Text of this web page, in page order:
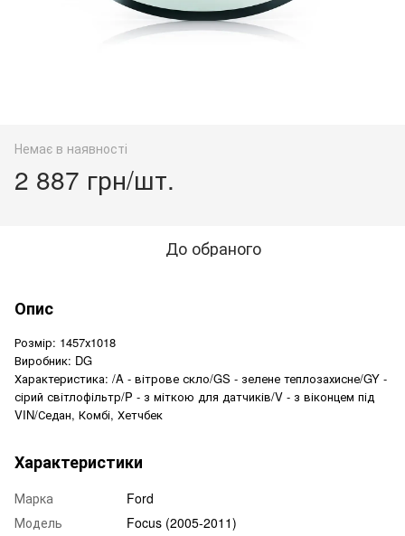
Немає в наявності
2 887 грн/шт.
До обраного
Опис
Розмір: 1457х1018
Виробник: DG
Характеристика: /A - вітрове скло/GS - зелене теплозахисне/GY -
сірий світлофільтр/P - з міткою для датчиків/V - з віконцем під
VIN/Седан, Комбі, Хетчбек
Характеристики
Марка
Ford
Модель
Focus (2005-2011)